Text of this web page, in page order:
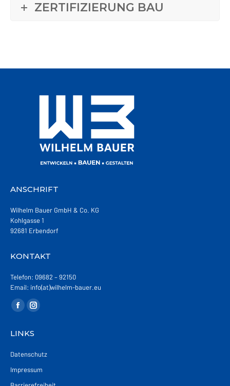
ZERTIFIZIERUNG BAU
ANSCHRIFT
Wilhelm Bauer GmbH & Co. KG
Kohlgasse 1
92681 Erbendorf
KONTAKT
Telefon: 09682 – 92150
Email: info(at)wilhelm-bauer.eu
Finden Sie uns auf:
Facebook
opens
in
Instagram
opens
in
LINKS
Datenschutz
Impressum